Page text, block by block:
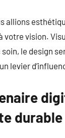
allions
votre vision.
le design
levier
durable